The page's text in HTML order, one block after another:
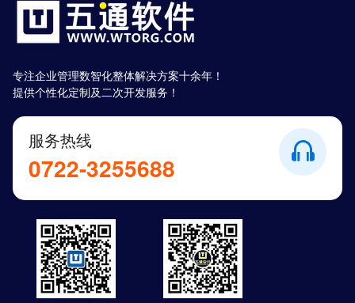
专注企业管理数智化整体解决方案十余年！
提供个性化定制及二次开发服务！
服务热线
0722-3255688